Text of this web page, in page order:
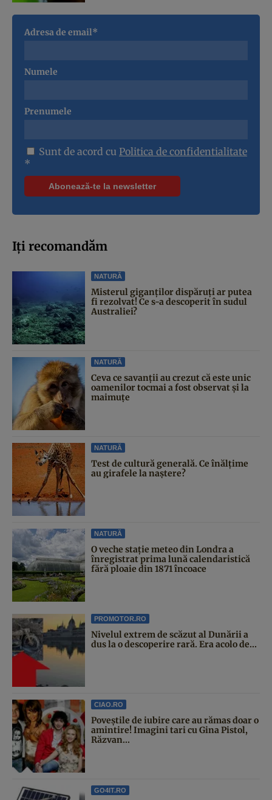
Adresa de email*
Numele
Prenumele
Sunt de acord cu Politica de confidentialitate
*
Iți recomandăm
NATURĂ
Misterul giganților dispăruți ar putea
fi rezolvat! Ce s-a descoperit în sudul
Australiei?
NATURĂ
Ceva ce savanții au crezut că este unic
oamenilor tocmai a fost observat și la
maimuțe
NATURĂ
Test de cultură generală. Ce înălțime
au girafele la naștere?
NATURĂ
O veche stație meteo din Londra a
înregistrat prima lună calendaristică
fără ploaie din 1871 încoace
PROMOTOR.RO
Nivelul extrem de scăzut al Dunării a
dus la o descoperire rară. Era acolo de...
CIAO.RO
Poveştile de iubire care au rămas doar o
amintire! Imagini tari cu Gina Pistol,
Răzvan...
GO4IT.RO